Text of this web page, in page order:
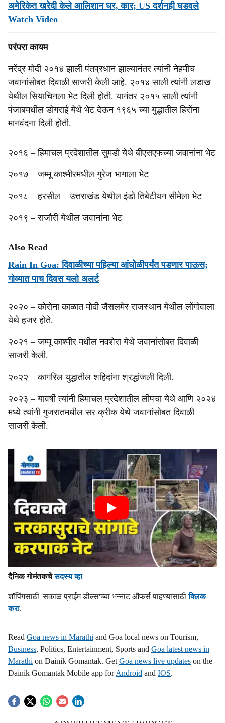
अमेरिकेत खरेदी केले आलिशान घर, कार; US दर्शनही घडवले
Watch Video
परंपरा कायम
नरेंद्र मोदी २०१४ झाली पंतप्रधान झाल्यानंतर त्यांनी नेहमीच
जवानांसोबत दिवाळी साजरी केली आहे. २०१४ साली त्यांनी लडाख
येथील सियाचिनला भेट दिली होती. यानंतर २०१५ साली त्यांनी
पंजाबमधील डोगराई येथे भेट देऊन १९६५ च्या युद्धातील हिरोंना
मानवंदना दिली होती.
२०१६ – हिमाचल प्रदेशातील सुमडो येथे बीएसएफच्या जवानांना भेट
२०१७ – जम्मू काश्मीरमधील गुरेज भागाला भेट
२०१८ – हरसील – उत्तराखंड येथील इंडो तिबेटीयन सीमेला भेट
२०१९ – राजौरी येथील जवानांना भेट
Also Read
Rain In Goa: दिवाळीच्या पहिल्या आंघोळीपर्यंत पडणार पाऊस;
गोव्यात पाच दिवस यलो अलर्ट
२०२० – कोरोना काळात मोदी जैसलमेर राजस्थान येथील लोंगोवाला
येथे हजर होते.
२०२१ – जम्मू काश्मीर मधील नवशेरा येथे जवानांसोबत दिवाळी
साजरी केली.
२०२२ – कागरिल युद्धातील शहिदांना श्रद्धांजली दिली.
२०२३ – यावर्षी त्यांनी हिमाचल प्रदेशातील लीपचा येथे आणि २०२४
मध्ये त्यांनी गुजरातमधील सर क्रीक येथे जवानांसोबत दिवाळी
साजरी केली.
दैनिक गोमंतकचेसदस्य व्हा
शॉपिंगसाठी 'सकाळ प्राईम डील्स'च्या भन्नाट ऑफर्स पाहण्यासाठीक्लिक
करा.
Read Goa news in Marathi and Goa local news on Tourism,
Business, Politics, Entertainment, Sports and Goa latest news in
Marathi on Dainik Gomantak. Get Goa news live updates on the
Dainik Gomantak Mobile app forAndroid and IOS.